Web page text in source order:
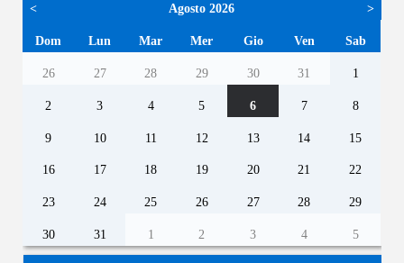
< Agosto 2026 >
Dom Lun Mar Mer Gio Ven Sab
26 27 28 29 30 31 1
2 3 4 5 6 7 8
9 10 11 12 13 14 15
16 17 18 19 20 21 22
23 24 25 26 27 28 29
30 31 1 2 3 4 5